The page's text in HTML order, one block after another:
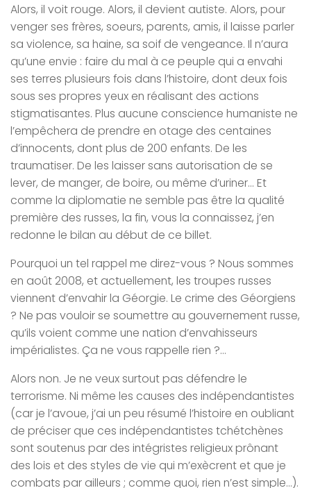
Alors, il voit rouge. Alors, il devient autiste. Alors, pour
venger ses frères, soeurs, parents, amis, il laisse parler
sa violence, sa haine, sa soif de vengeance. Il n’aura
qu’une envie : faire du mal à ce peuple qui a envahi
ses terres plusieurs fois dans l’histoire, dont deux fois
sous ses propres yeux en réalisant des actions
stigmatisantes. Plus aucune conscience humaniste ne
l’empêchera de prendre en otage des centaines
d’innocents, dont plus de 200 enfants. De les
traumatiser. De les laisser sans autorisation de se
lever, de manger, de boire, ou même d’uriner… Et
comme la diplomatie ne semble pas être la qualité
première des russes, la fin, vous la connaissez, j’en
redonne le bilan au début de ce billet.
Pourquoi un tel rappel me direz-vous ? Nous sommes
en août 2008, et actuellement, les troupes russes
viennent d’envahir la Géorgie. Le crime des Géorgiens
? Ne pas vouloir se soumettre au gouvernement russe,
qu’ils voient comme une nation d’envahisseurs
impérialistes. Ça ne vous rappelle rien ?…
Alors non. Je ne veux surtout pas défendre le
terrorisme. Ni même les causes des indépendantistes
(car je l’avoue, j’ai un peu résumé l’histoire en oubliant
de préciser que ces indépendantistes tchétchènes
sont soutenus par des intégristes religieux prônant
des lois et des styles de vie qui m’exècrent et que je
combats par ailleurs ; comme quoi, rien n’est simple…).